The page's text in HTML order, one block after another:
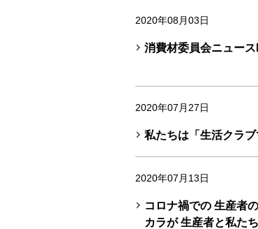
2020年08月03日
消費材委員会ニュー
2020年07月27日
私たちは「生活クラ
2020年07月13日
コロナ禍での 生産者
カラが 生産者と私た